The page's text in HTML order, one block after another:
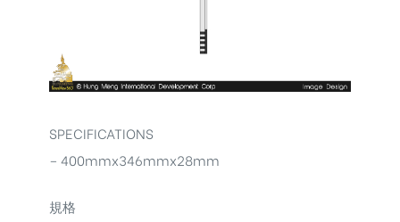
SPECIFICATIONS
– 400mmx346mmx28mm
規格